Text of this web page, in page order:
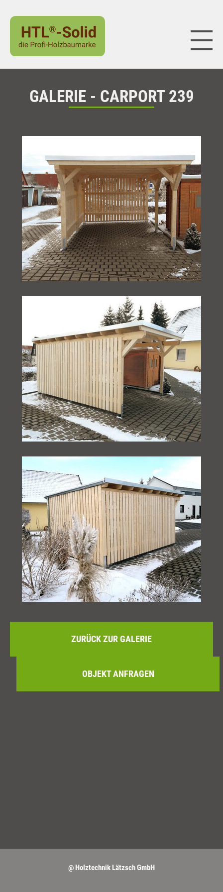
GALERIE - CARPORT 239
ZURÜCK ZUR GALERIE
OBJEKT ANFRAGEN
@ Holztechnik Lätzsch GmbH